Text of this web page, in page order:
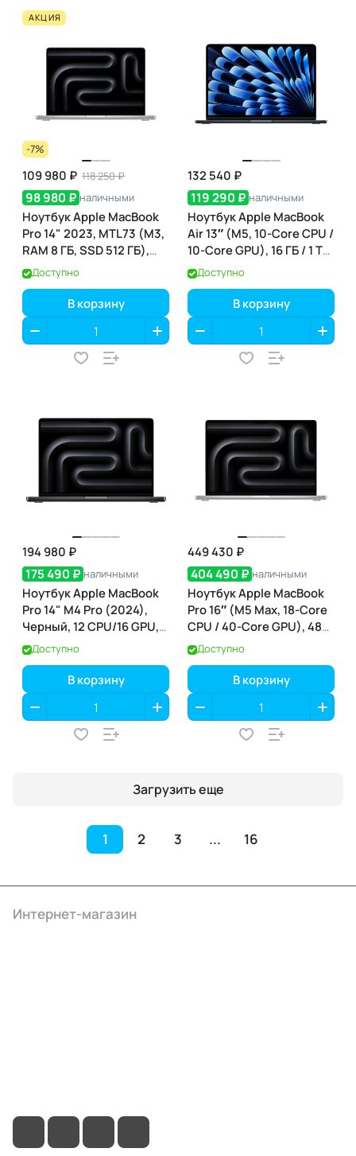
АКЦИЯ
-7%
109 980 ₽ 118 250 ₽
98 980 ₽ наличными
Ноутбук Apple MacBook
Pro 14" 2023, MTL73 (M3,
RAM 8 ГБ, SSD 512 ГБ),
Space Gray
Доступно
В корзину
132 540 ₽
119 290 ₽ наличными
Ноутбук Apple MacBook
Air 13″ (M5, 10-Core CPU /
10-Core GPU), 16 ГБ / 1 ТБ,
Midnight (полуночный)
(MDHF4)
Доступно
В корзину
194 980 ₽
175 490 ₽ наличными
Ноутбук Apple MacBook
Pro 14" M4 Pro (2024),
Черный, 12 CPU/16 GPU,
24 RAM 512 ГБ SSD,
(MX2H3)
Доступно
В корзину
449 430 ₽
404 490 ₽ наличными
Ноутбук Apple MacBook
Pro 16″ (M5 Max, 18-Core
CPU / 40-Core GPU), 48
ГБ / 2 ТБ, Silver
(серебристый) (MGE94)
Доступно
В корзину
Загрузить еще
1 2 3 ... 16
Интернет-магазин